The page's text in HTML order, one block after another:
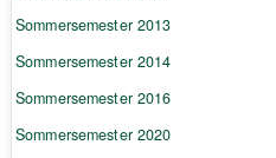
Sommersemester 2013
Sommersemester 2014
Sommersemester 2016
Sommersemester 2020